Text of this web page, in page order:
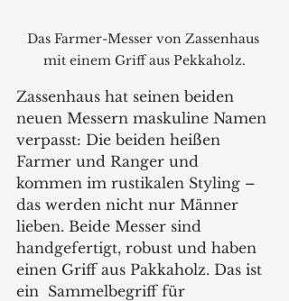
Das Farmer-Messer von Zassenhaus
mit einem Griff aus Pekkaholz.
Zassenhaus hat seinen beiden
neuen Messern maskuline Namen
verpasst: Die beiden heißen
Farmer und Ranger und
kommen im rustikalen Styling –
das werden nicht nur Männer
lieben. Beide Messer sind
handgefertigt, robust und haben
einen Griff aus Pakkaholz. Das ist
ein  Sammelbegriff für